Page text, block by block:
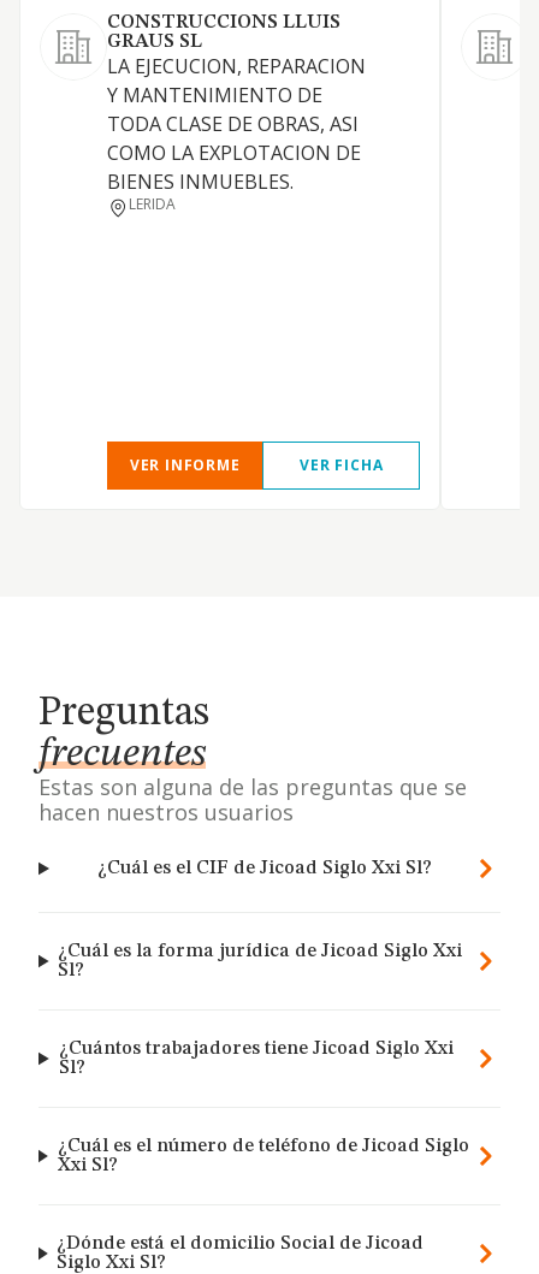
CONSTRUCCIONS LLUIS
GRAUS SL
LA EJECUCION, REPARACION
Y MANTENIMIENTO DE
TODA CLASE DE OBRAS, ASI
COMO LA EXPLOTACION DE
BIENES INMUEBLES.
LERIDA
VER INFORME VER FICHA
Preguntas
frecuentes
Estas son alguna de las preguntas que se
hacen nuestros usuarios
¿Cuál es el CIF de Jicoad Siglo Xxi Sl?
¿Cuál es la forma jurídica de Jicoad Siglo Xxi
Sl?
¿Cuántos trabajadores tiene Jicoad Siglo Xxi
Sl?
¿Cuál es el número de teléfono de Jicoad Siglo
Xxi Sl?
¿Dónde está el domicilio Social de Jicoad
Siglo Xxi Sl?